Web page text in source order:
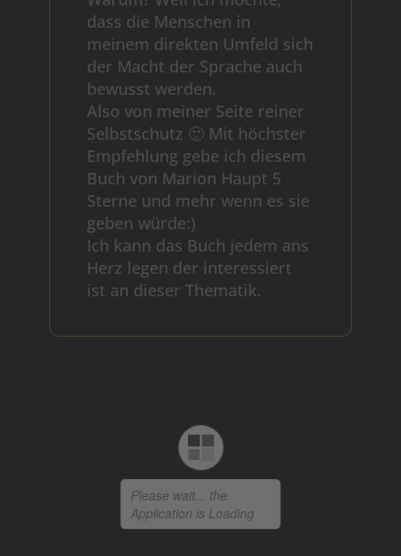
dass die Menschen in
meinem direkten Umfeld sich
der Macht der Sprache auch
bewusst werden.
Also von meiner Seite reiner
Selbstschutz 🙂 Mit höchster
Empfehlung gebe ich diesem
Buch von Marion Haupt 5
Sterne und mehr wenn es sie
geben würde:)
Ich kann das Buch jedem ans
Herz legen der interessiert
ist an dieser Thematik.